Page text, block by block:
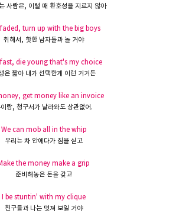
사람은, 이럴 때 환호성을 지르지 않아
turn up with the big boys
취해서, 핫한 남자들과 놀 거야
die young that's my choice
은 짧아 내가 선택한게 이런 거거든
get money like an invoice
랑, 청구서가 날라와도 상관없어.
We can mob all in the whip
우리는 차 안에다가 짐을 싣고
the money make a grip
준비해놓은 돈을 갖고
I be stuntin' with my clique
친구들과 나는 멋져 보일 거야